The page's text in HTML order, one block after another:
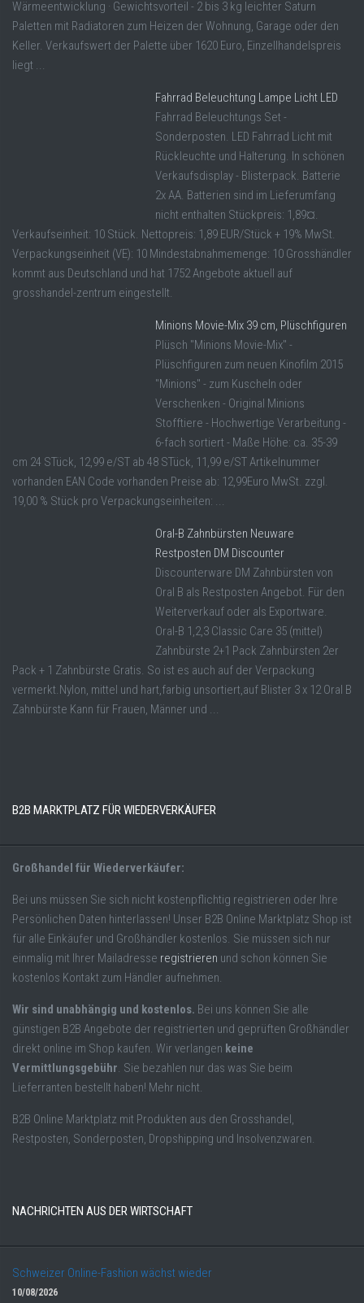
Wärmeentwicklung · Gewichtsvorteil - 2 bis 3 kg leichter Saturn
Paletten mit Radiatoren zum Heizen der Wohnung, Garage oder den
Keller. Verkaufswert der Palette über 1620 Euro, Einzellhandelspreis
liegt ...
Fahrrad Beleuchtung Lampe Licht LED
Fahrrad Beleuchtungs Set -
Sonderposten. LED Fahrrad Licht mit
Rückleuchte und Halterung. In schönen
Verkaufsdisplay - Blisterpack. Batterie
2x AA. Batterien sind im Lieferumfang
nicht enthalten Stückpreis: 1,89¤.
Verkaufseinheit: 10 Stück. Nettopreis: 1,89 EUR/Stück + 19% MwSt.
Verpackungseinheit (VE): 10 Mindestabnahmemenge: 10 Grosshändler
kommt aus Deutschland und hat 1752 Angebote aktuell auf
grosshandel-zentrum eingestellt.
Minions Movie-Mix 39 cm, Plüschfiguren
Plüsch "Minions Movie-Mix" -
Plüschfiguren zum neuen Kinofilm 2015
"Minions" - zum Kuscheln oder
Verschenken - Original Minions
Stofftiere - Hochwertige Verarbeitung -
6-fach sortiert - Maße Höhe: ca. 35-39
cm 24 STück, 12,99 e/ST ab 48 STück, 11,99 e/ST Artikelnummer
vorhanden EAN Code vorhanden Preise ab: 12,99Euro MwSt. zzgl.
19,00 % Stück pro Verpackungseinheiten: ...
Oral-B Zahnbürsten Neuware
Restposten DM Discounter
Discounterware DM Zahnbürsten von
Oral B als Restposten Angebot. Für den
Weiterverkauf oder als Exportware.
Oral-B 1,2,3 Classic Care 35 (mittel)
Zahnbürste 2+1 Pack Zahnbürsten 2er
Pack + 1 Zahnbürste Gratis. So ist es auch auf der Verpackung
vermerkt.Nylon, mittel und hart,farbig unsortiert,auf Blister 3 x 12 Oral B
Zahnbürste Kann für Frauen, Männer und ...
B2B MARKTPLATZ FÜR WIEDERVERKÄUFER
Großhandel für Wiederverkäufer:
Bei uns müssen Sie sich nicht kostenpflichtig registrieren oder Ihre
Persönlichen Daten hinterlassen! Unser B2B Online Marktplatz Shop ist
für alle Einkäufer und Großhändler kostenlos. Sie müssen sich nur
einmalig mit Ihrer Mailadresse registrieren und schon können Sie
kostenlos Kontakt zum Händler aufnehmen.
Wir sind unabhängig und kostenlos. Bei uns können Sie alle
günstigen B2B Angebote der registrierten und geprüften Großhändler
direkt online im Shop kaufen. Wir verlangen keine
Vermittlungsgebühr. Sie bezahlen nur das was Sie beim
Lieferranten bestellt haben! Mehr nicht.
B2B Online Marktplatz mit Produkten aus den Grosshandel,
Restposten, Sonderposten, Dropshipping und Insolvenzwaren.
NACHRICHTEN AUS DER WIRTSCHAFT
Schweizer Online-Fashion wächst wieder
10/08/2026